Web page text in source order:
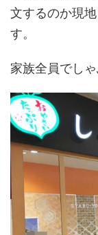
文するのか現
す。
家族全員でし